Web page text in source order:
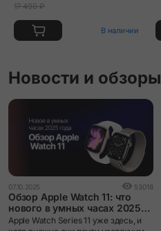
17 490 ₽
В наличии
Новости и обзоры
07.10.2025 53018
Обзор Apple Watch 11: что
нового в умных часах 2025
года
Apple Watch Series 11 уже здесь, и